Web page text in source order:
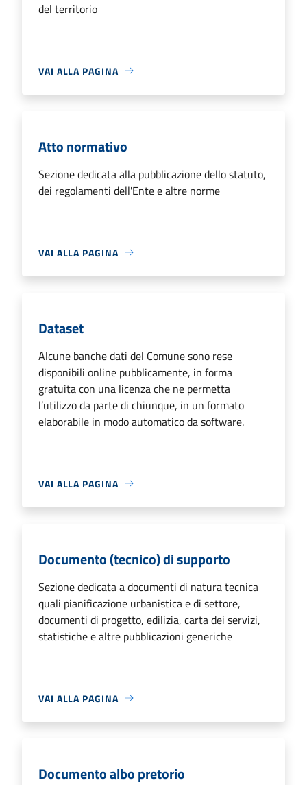
del territorio
VAI ALLA PAGINA
Atto normativo
Sezione dedicata alla pubblicazione dello statuto,
dei regolamenti dell'Ente e altre norme
VAI ALLA PAGINA
Dataset
Alcune banche dati del Comune sono rese
disponibili online pubblicamente, in forma
gratuita con una licenza che ne permetta
l’utilizzo da parte di chiunque, in un formato
elaborabile in modo automatico da software.
VAI ALLA PAGINA
Documento (tecnico) di supporto
Sezione dedicata a documenti di natura tecnica
quali pianificazione urbanistica e di settore,
documenti di progetto, edilizia, carta dei servizi,
statistiche e altre pubblicazioni generiche
VAI ALLA PAGINA
Documento albo pretorio